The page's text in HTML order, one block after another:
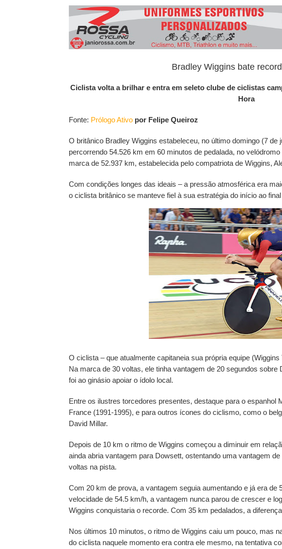
CICLOTURISMO 3º Pedal das Águas BBB - BEACH BIKER BLOG
EVENTO Pedala Tour - Floripa #2 - 2024 BBB - BEACH BIKER
Bradley Wiggins bate
Ciclista volta a brilhar e entra em seleto clube de ciclistas
Hora
Fonte: Prólogo Ativo por Felipe Queiroz
O britânico Bradley Wiggins estabeleceu, no último domingo (7 de
percorrendo 54.526 km em 60 minutos de pedalada, no
marca de 52.937 km, estabelecida pelo compatriota de Wiggins,
Com condições longes das ideais – a pressão atmosférica era
o ciclista britânico se manteve fiel à sua estratégia do início ao
O ciclista – que atualmente capitaneia sua própria equipe
Na marca de 30 voltas, ele tinha vantagem de 20 segundos
foi ao ginásio apoiar o ídolo local.
Entre os ilustres torcedores presentes, destaque para o espanhol
France (1991-1995), e para outros ícones do ciclismo, como o
David Millar.
Depois de 10 km o ritmo de Wiggins começou a diminuir em
ainda abria vantagem para Dowsett, ostentando uma vantagem
voltas na pista.
Com 20 km de prova, a vantagem seguia aumentando e já era de
velocidade de 54.5 km/h, a vantagem nunca parou de crescer e
Wiggins conquistaria o recorde. Com 35 km pedalados, a
Nos últimos 10 minutos, o ritmo de Wiggins caiu um pouco, mas
do ciclista naquele momento era contra ele mesmo, na tentativa